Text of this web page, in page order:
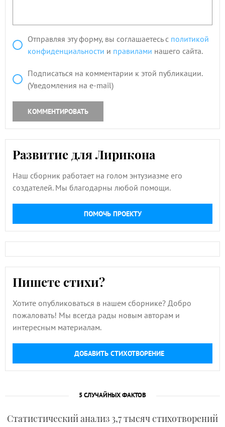
Отправляя эту форму, вы соглашаетесь с политикой
конфиденциальности и правилами нашего сайта.
Подписаться на комментарии к этой публикации.
(Уведомления на e-mail)
КОММЕНТИРОВАТЬ
Развитие для Лирикона
Наш сборник работает на голом энтузиазме его
создателей. Мы благодарны любой помощи.
ПОМОЧЬ ПРОЕКТУ
Пишете стихи?
Хотите опубликоваться в нашем сборнике? Добро
пожаловать! Мы всегда рады новым авторам и
интересным материалам.
ДОБАВИТЬ СТИХОТВОРЕНИЕ
5 СЛУЧАЙНЫХ ФАКТОВ
Статистический анализ 3,7 тысяч стихотворений